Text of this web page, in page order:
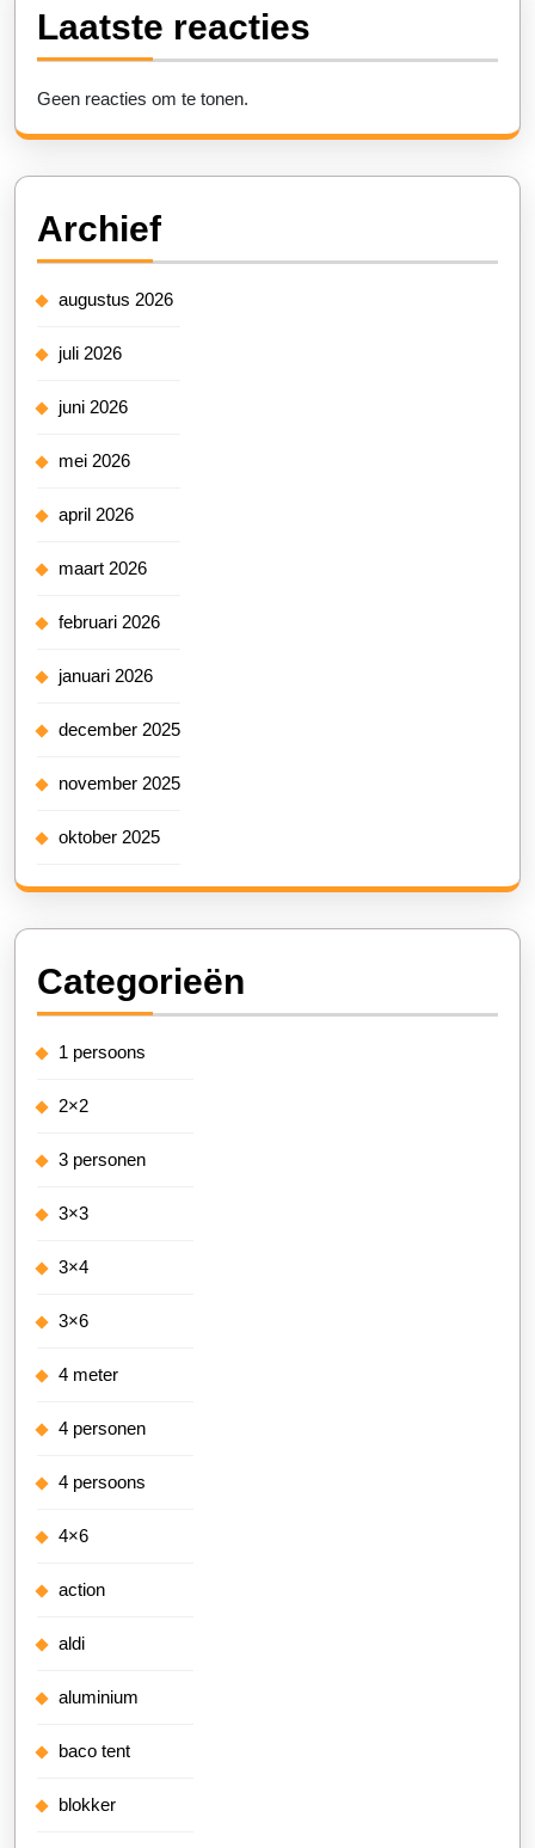
Laatste reacties
Geen reacties om te tonen.
Archief
augustus 2026
juli 2026
juni 2026
mei 2026
april 2026
maart 2026
februari 2026
januari 2026
december 2025
november 2025
oktober 2025
Categorieën
1 persoons
2×2
3 personen
3×3
3×4
3×6
4 meter
4 personen
4 persoons
4×6
action
aldi
aluminium
baco tent
blokker